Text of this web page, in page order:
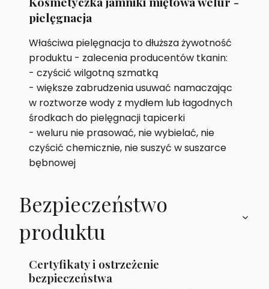
pielęgnacja
Właściwa pielęgnacja to dłuższa żywotność
produktu - zalecenia producentów tkanin:
- czyścić wilgotną szmatką
- większe zabrudzenia usuwać namaczając
w roztworze wody z mydłem lub łagodnych
środkach do pielęgnacji tapicerki
- weluru nie prasować, nie wybielać, nie
czyścić chemicznie, nie suszyć w suszarce
bębnowej
Bezpieczeństwo
produktu
Certyfikaty i ostrzeżenie
bezpieczeństwa